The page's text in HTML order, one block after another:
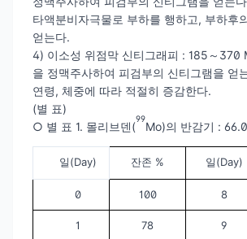
타액분비자극물로 부하를 행하고, 부하후
얻는다.
4) 이소성 위점막 신티그래피 : 185～370
을 정맥주사하여 피검부의 신티그램을 얻
연령, 체중에 따라 적절히 증감한다.
(별 표)
○ 별 표 1. 몰리브덴(
99
Mo)의 반감기 :
일(Day) 잔존 % 일(Day)
0 100 8
1 78 9